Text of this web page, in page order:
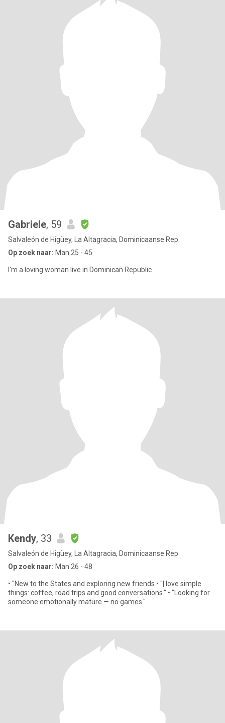
Gabriele, 59
Salvaleón de Higüey, La Altagracia, Dominicaanse Rep.
Op zoek naar: Man 25 - 45
I'm a loving woman live in Dominican Republic
Kendy, 33
Salvaleón de Higüey, La Altagracia, Dominicaanse Rep.
Op zoek naar: Man 26 - 48
• "New to the States and exploring new friends • "| love simple
things: coffee, road trips and good conversations." • "Looking for
someone emotionally mature — no games."